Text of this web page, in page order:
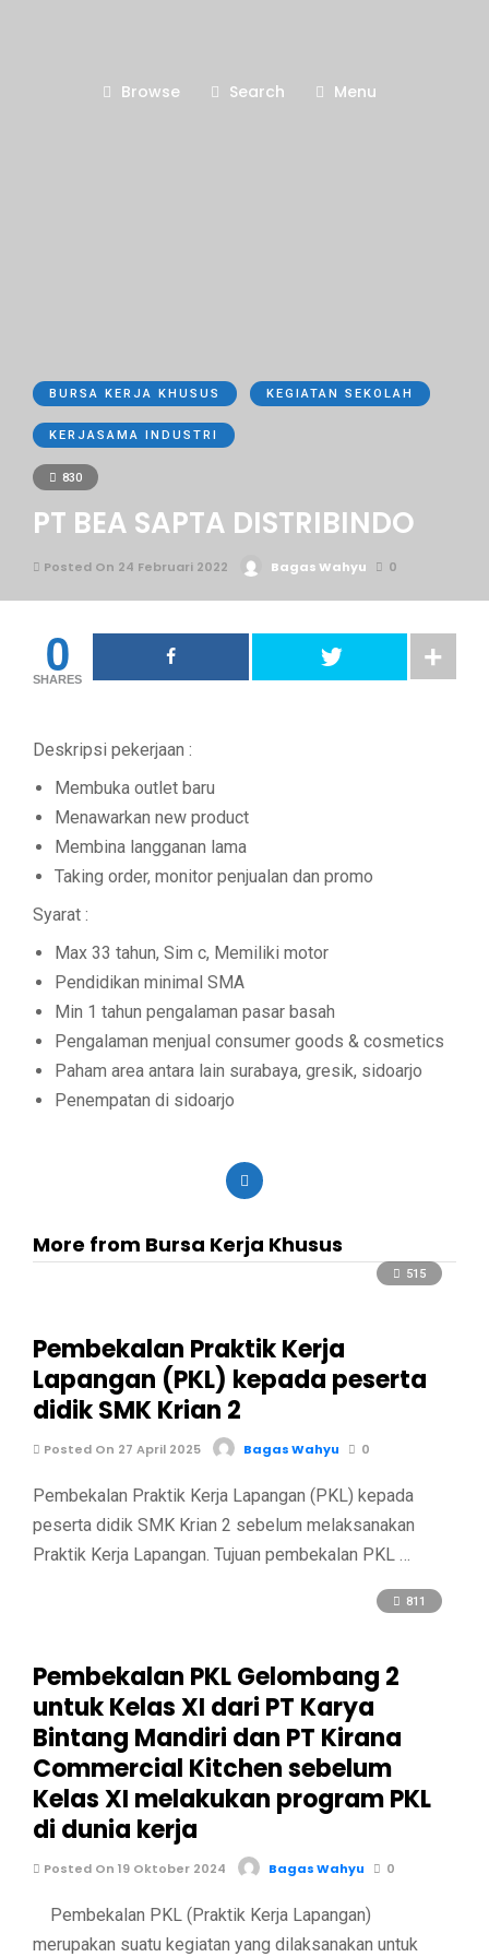
Browse Search Menu
BURSA KERJA KHUSUS KEGIATAN SEKOLAH
KERJASAMA INDUSTRI
830
PT BEA SAPTA DISTRIBINDO
Posted On 24 Februari 2022 Bagas Wahyu 0
0
SHARES
Deskripsi pekerjaan :
Membuka outlet baru
Menawarkan new product
Membina langganan lama
Taking order, monitor penjualan dan promo
Syarat :
Max 33 tahun, Sim c, Memiliki motor
Pendidikan minimal SMA
Min 1 tahun pengalaman pasar basah
Pengalaman menjual consumer goods & cosmetics
Paham area antara lain surabaya, gresik, sidoarjo
Penempatan di sidoarjo
More from Bursa Kerja Khusus
515
Pembekalan Praktik Kerja
Lapangan (PKL) kepada peserta
didik SMK Krian 2
Posted On 27 April 2025 Bagas Wahyu 0
Pembekalan Praktik Kerja Lapangan (PKL) kepada
peserta didik SMK Krian 2 sebelum melaksanakan
Praktik Kerja Lapangan. Tujuan pembekalan PKL …
811
Pembekalan PKL Gelombang 2
untuk Kelas XI dari PT Karya
Bintang Mandiri dan PT Kirana
Commercial Kitchen sebelum
Kelas XI melakukan program PKL
di dunia kerja
Posted On 19 Oktober 2024 Bagas Wahyu 0
Pembekalan PKL (Praktik Kerja Lapangan)
merupakan suatu kegiatan yang dilaksanakan untuk